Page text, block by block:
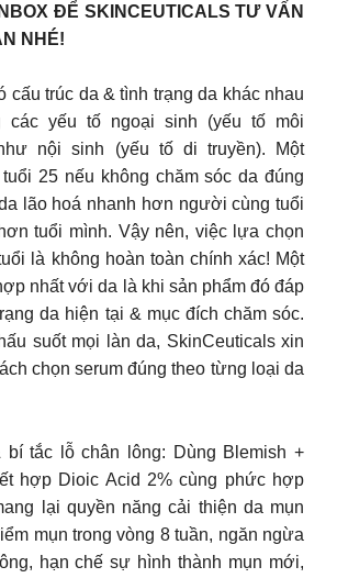
ĐỂ SKINCEUTICALS TƯ VẤN
NHÉ!
cấu trúc da & tình trạng da khác nhau
các yếu tố ngoại sinh (yếu tố môi
nội sinh (yếu tố di truyền). Một
25 nếu không chăm sóc da đúng
lão hoá nhanh hơn người cùng tuổi
tuổi mình. Vậy nên, việc lựa chọn
là không hoàn toàn chính xác! Một
nhất với da là khi sản phẩm đó đáp
da hiện tại & mục đích chăm sóc.
suốt mọi làn da, SkinCeuticals xin
chọn serum đúng theo từng loại da
bí tắc lỗ chân lông: Dùng Blemish +
hợp Dioic Acid 2% cùng phức hợp
lại quyền năng cải thiện da mụn
mụn trong vòng 8 tuần, ngăn ngừa
hạn chế sự hình thành mụn mới,